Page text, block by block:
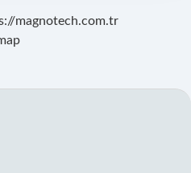
magnotech.com.tr